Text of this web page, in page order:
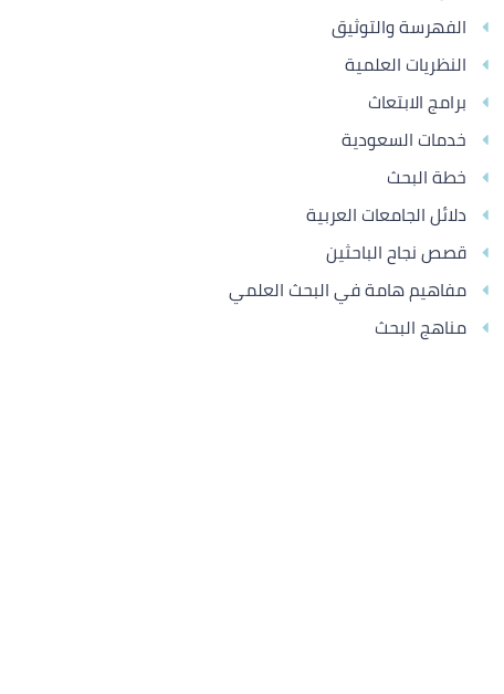
الفهرسة والتوثيق
النظريات العلمية
برامج الابتعاث
خدمات السعودية
خطة البحث
دلائل الجامعات العربية
قصص نجاح الباحثين
مفاهيم هامة في البحث العلمي
مناهج البحث